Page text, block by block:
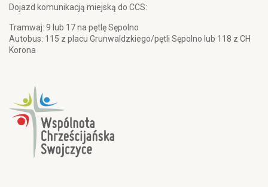
Dojazd komunikacją miejską do CCS:
Tramwaj: 9 lub 17 na pętlę Sępolno
Autobus: 115 z placu Grunwaldzkiego/pętli Sępolno lub 118 z CH
Korona